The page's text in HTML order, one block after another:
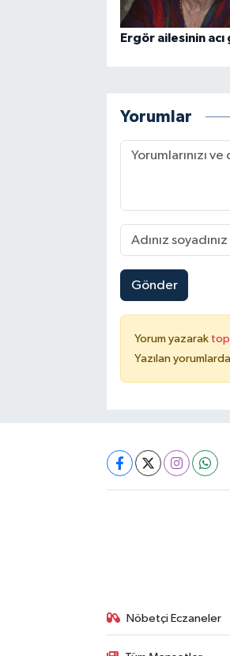
Ergör ailesinin acı
Yorumlar
Gönder
Yorum yazarak
Yazılan
Nöbetçi Eczaneler